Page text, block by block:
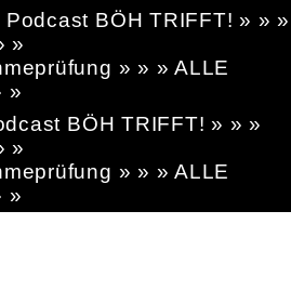
BÖH TRIFFT! » » »
»
» » » ALLE
»
BÖH TRIFFT! » » »
»
» » » ALLE
»